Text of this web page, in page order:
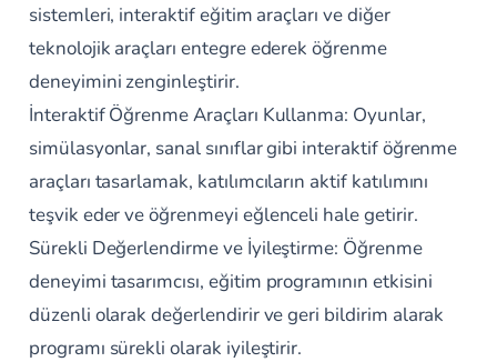
sistemleri, interaktif eğitim araçları ve diğer
teknolojik araçları entegre ederek öğrenme
deneyimini zenginleştirir.
İnteraktif Öğrenme Araçları Kullanma: Oyunlar,
simülasyonlar, sanal sınıflar gibi interaktif öğrenme
araçları tasarlamak, katılımcıların aktif katılımını
teşvik eder ve öğrenmeyi eğlenceli hale getirir.
Sürekli Değerlendirme ve İyileştirme: Öğrenme
deneyimi tasarımcısı, eğitim programının etkisini
düzenli olarak değerlendirir ve geri bildirim alarak
programı sürekli olarak iyileştirir.